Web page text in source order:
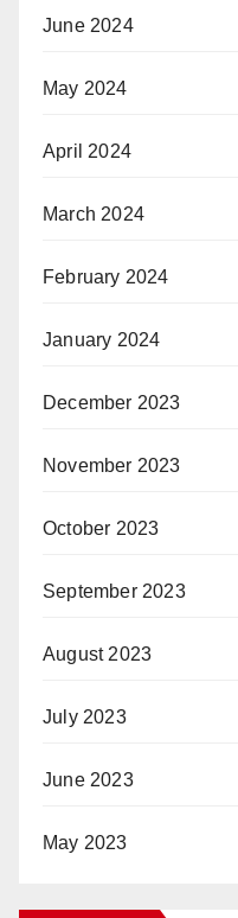
June 2024
May 2024
April 2024
March 2024
February 2024
January 2024
December 2023
November 2023
October 2023
September 2023
August 2023
July 2023
June 2023
May 2023